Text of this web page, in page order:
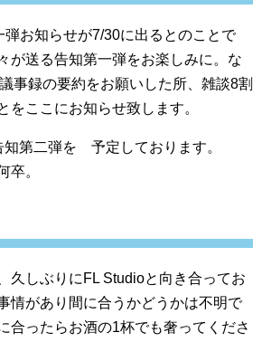
お知らせが7/30に出るとのことで
が送る告知第一弾をお楽しみに。な
事録の要約をお願いした所、雑談8割
をここにお知らせ致します。
知第二弾を 予定しております。
卒。
久しぶりにFL Studioと向き合ってお
情があり間に合うかどうかは不明で
合ったらお酒の1杯でも奢ってくださ